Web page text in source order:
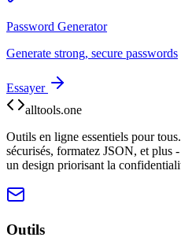
Password Generator
Generate strong, secure passwords
Essayer
alltools.one
Outils en ligne essentiels pour
sécurisés, formatez JSON, et plus
un design priorisant la
Outils